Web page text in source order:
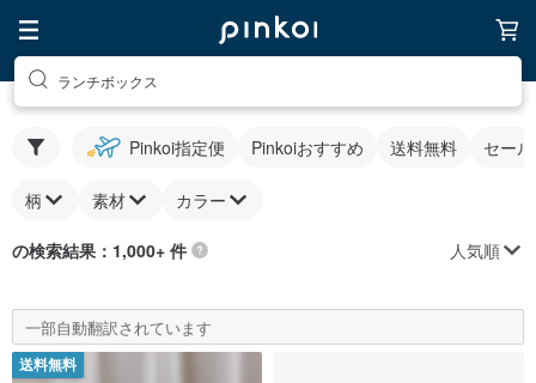
ランチボックス
Pinkoi指定便 Pinkoiおすすめ 送料無料 セー
柄 素材 カラー
の検索結果：1,000+ 件 人気順
一部自動翻訳されています
送料無料